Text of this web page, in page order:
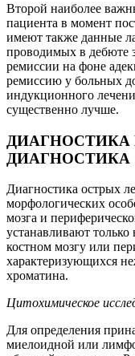
Второй наиболее
пациента в момент
имеют также данные
проводимых в дебюте
ремиссии на фоне
ремиссию у больных
индукционного
существенно лучше.
ДИАГНОСТИКА
Диагностика острых
морфологических
мозга и
устанавливают
костном мозгу или
характеризующихся
хроматина.
Цитохимическое
Для определения
миелоидной или